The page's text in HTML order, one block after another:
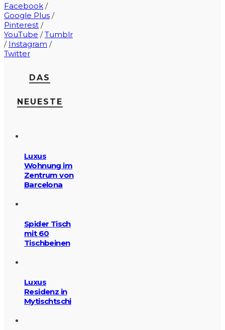
Facebook /
Google Plus /
Pinterest /
YouTube /Tumblr
/ Instagram /
Twitter
DAS
NEUESTE
Luxus
Wohnung im
Zentrum von
Barcelona
Spider Tisch
mit 60
Tischbeinen
Luxus
Residenz in
Mytischtschi